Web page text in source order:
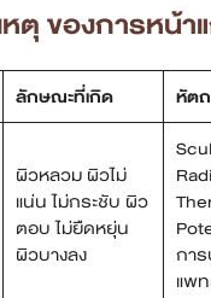
หตุ ของการหน้
ลักษณะที่เกิด หัต
ผิวหลวม ผิวไม่
แน่น ไม่กระชับ ผิว
ตอบ ไม่ยืดหยุ่น
ผิวบางลง
การ
แพ